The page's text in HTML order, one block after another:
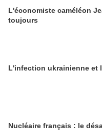
L'économiste caméléon
toujours
L'infection ukrainienne et
Nucléaire français : le